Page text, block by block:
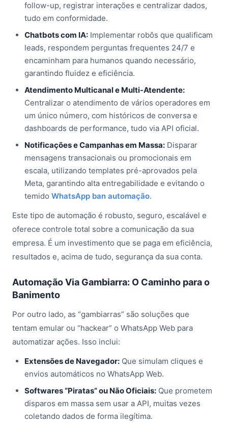
follow-up, registrar interações e centralizar dados,
tudo em conformidade.
Chatbots com IA: Implementar robôs que qualificam
leads, respondem perguntas frequentes 24/7 e
encaminham para humanos quando necessário,
garantindo fluidez e eficiência.
Atendimento Multicanal e Multi-Atendente:
Centralizar o atendimento de vários operadores em
um único número, com históricos de conversa e
dashboards de performance, tudo via API oficial.
Notificações e Campanhas em Massa: Disparar
mensagens transacionais ou promocionais em
escala, utilizando templates pré-aprovados pela
Meta, garantindo alta entregabilidade e evitando o
temido WhatsApp ban automação.
Este tipo de automação é robusto, seguro, escalável e
oferece controle total sobre a comunicação da sua
empresa. É um investimento que se paga em eficiência,
resultados e, acima de tudo, segurança da sua conta.
Automação Via Gambiarra: O Caminho para o
Banimento
Por outro lado, as “gambiarras” são soluções que
tentam emular ou “hackear” o WhatsApp Web para
automatizar ações. Isso inclui:
Extensões de Navegador: Que simulam cliques e
envios automáticos no WhatsApp Web.
Softwares “Piratas” ou Não Oficiais: Que prometem
disparos em massa sem usar a API, muitas vezes
coletando dados de forma ilegítima.